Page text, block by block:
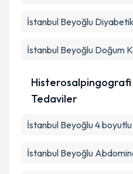
İstanbul Beyoğlu Diyabetik
İstanbul Beyoğlu Doğum
Histerosalpingografi
Tedaviler
İstanbul Beyoğlu 4
İstanbul Beyoğlu